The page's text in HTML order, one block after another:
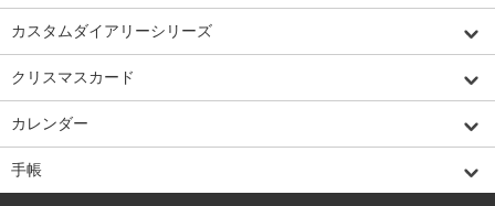
カスタムダイアリーシリーズ
クリスマスカード
カレンダー
手帳